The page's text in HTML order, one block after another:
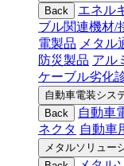
Back エネル
ブル関連機材/
電製品 メタル
防災製品 アル
ケーブル劣化
自動車電装シス
Back 自動車
ネクタ 自動車
メタルソリュー